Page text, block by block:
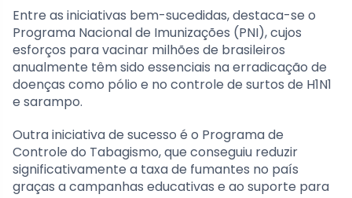
Entre as iniciativas bem-sucedidas, destaca-se o
Programa Nacional de Imunizações (PNI), cujos
esforços para vacinar milhões de brasileiros
anualmente têm sido essenciais na erradicação de
doenças como pólio e no controle de surtos de H1N1
e sarampo.
Outra iniciativa de sucesso é o Programa de
Controle do Tabagismo, que conseguiu reduzir
significativamente a taxa de fumantes no país
graças a campanhas educativas e ao suporte para